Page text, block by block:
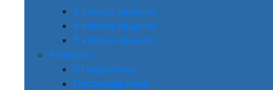
3 класса защиты
4 класса защиты
5 класса защиты
Размеры
Стандартные
Нестандартные